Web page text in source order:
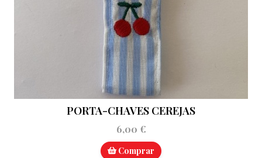
PORTA-CHAVES CEREJAS
6,00 €
Comprar